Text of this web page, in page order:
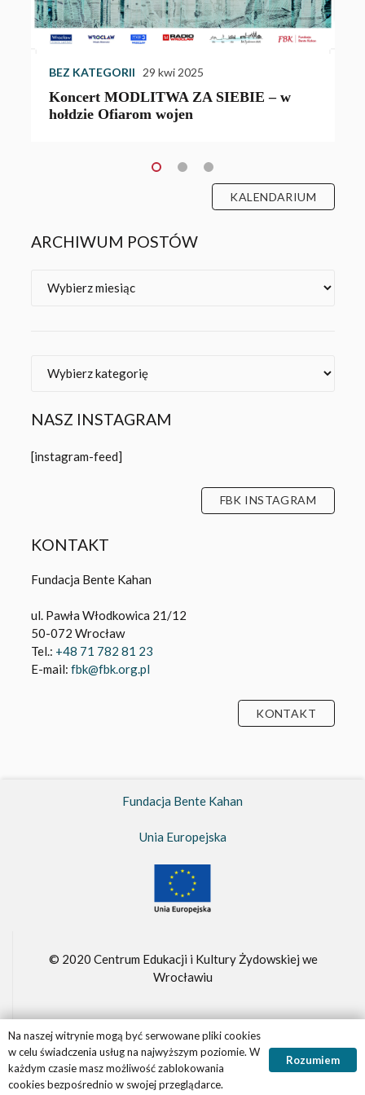
BEZ KATEGORII 29 kwi 2025
Koncert MODLITWA ZA SIEBIE – w
hołdzie Ofiarom wojen
KALENDARIUM
ARCHIWUM POSTÓW
NASZ INSTAGRAM
[instagram-feed]
FBK INSTAGRAM
KONTAKT
Fundacja Bente Kahan
ul. Pawła Włodkowica 21/12
50-072 Wrocław
Tel.: +48 71 782 81 23
E-mail: fbk@fbk.org.pl
KONTAKT
Fundacja Bente Kahan
Unia Europejska
© 2020 Centrum Edukacji i Kultury Żydowskiej we
Wrocławiu
Fundacja Bente Kahan –FBK.org.pl
Realizacja witrynyPanther.software
Na naszej witrynie mogą być serwowane pliki cookies
w celu świadczenia usług na najwyższym poziomie. W
każdym czasie masz możliwość zablokowania
cookies bezpośrednio w swojej przeglądarce.
Rozumiem